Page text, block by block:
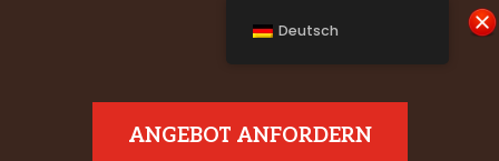
ANGEBOT ANFORDERN
Deutsch